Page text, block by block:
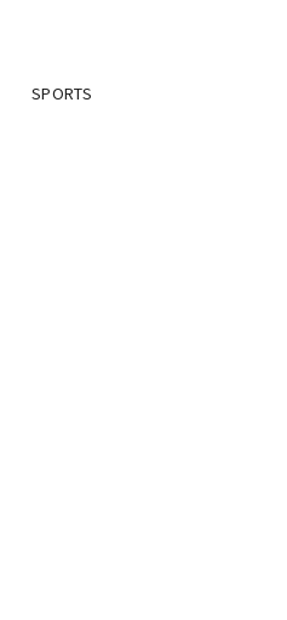
SPORTS